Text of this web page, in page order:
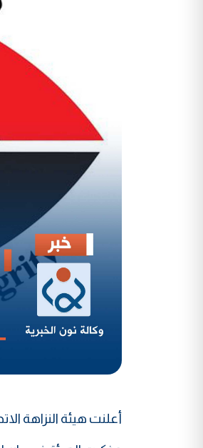
أعلنت هيئة النزاهة